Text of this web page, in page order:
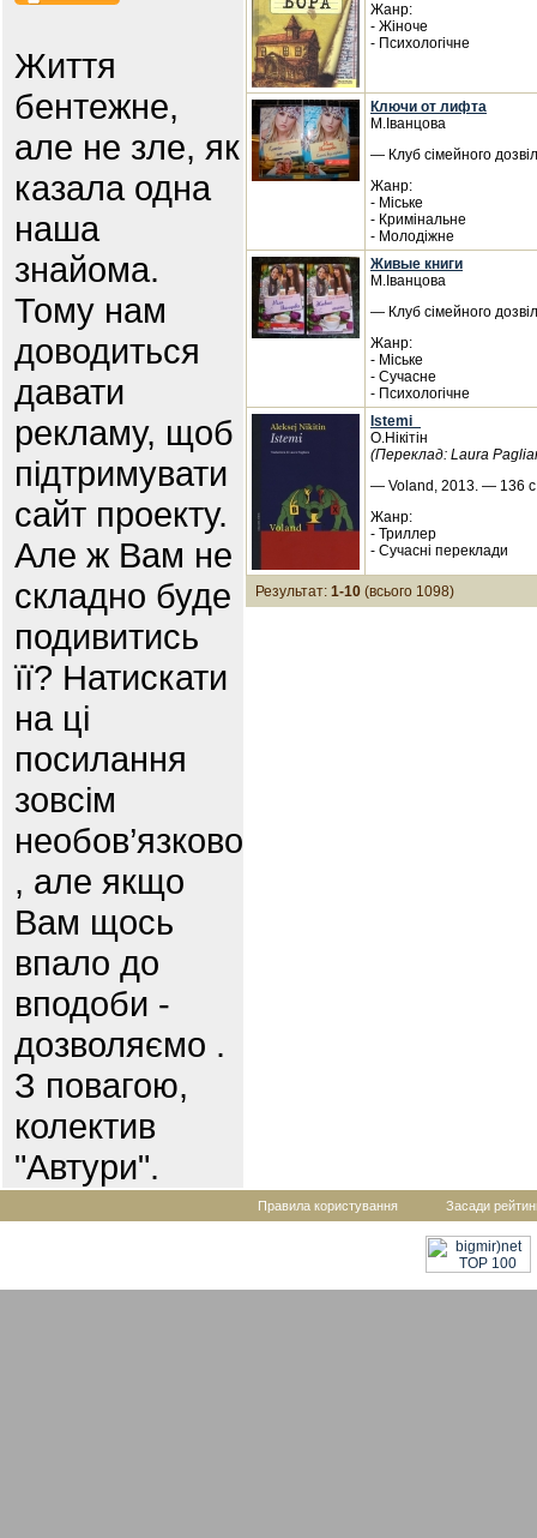
Життя
бентежне,
але не зле, як
казала одна
наша
знайома.
Тому нам
доводиться
давати
рекламу, щоб
підтримувати
сайт проекту.
Але ж Вам не
складно буде
подивитись
її? Натискати
на ці
посилання
зовсім
необов’язково
, але якщо
Вам щось
впало до
вподоби -
дозволяємо .
З повагою,
колектив
"Автури".
Жанр:
- Жіноче
- Психологічне
Ключи от лифта
М.Іванцова
— Клуб сімейного
Жанр:
- Міське
- Кримінальне
- Молодіжне
Живые книги
М.Іванцова
— Клуб сімейного
Жанр:
- Міське
- Сучасне
- Психологічне
Istemi_
О.Нікітін
(Переклад: Laura
— Voland, 2013. — 136
Жанр:
- Триллер
- Сучасні переклади
Результат: 1-10 (всього 1098)
Правила користування Засади